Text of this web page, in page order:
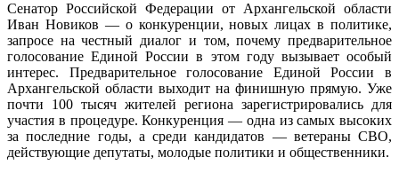
Сенатор Российской Федерации от Архангельской области
Иван Новиков — о конкуренции, новых лицах в политике,
запросе на честный диалог и том, почему предварительное
голосование Единой России в этом году вызывает особый
интерес. Предварительное голосование Единой России в
Архангельской области выходит на финишную прямую. Уже
почти 100 тысяч жителей региона зарегистрировались для
участия в процедуре. Конкуренция — одна из самых высоких
за последние годы, а среди кандидатов — ветераны СВО,
действующие депутаты, молодые политики и общественники.